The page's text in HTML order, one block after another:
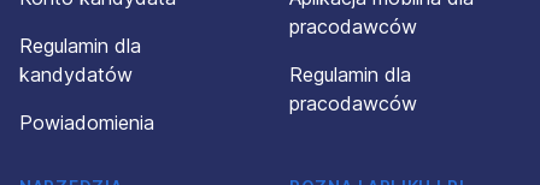
Regulamin dla
kandydatów
Powiadomienia
pracodawców
Regulamin dla
pracodawców